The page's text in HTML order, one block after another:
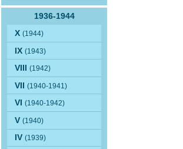
1936-1944
X(1944)
IX(1943)
VIII(1942)
VII(1940-1941)
VI(1940-1942)
V(1940)
IV(1939)